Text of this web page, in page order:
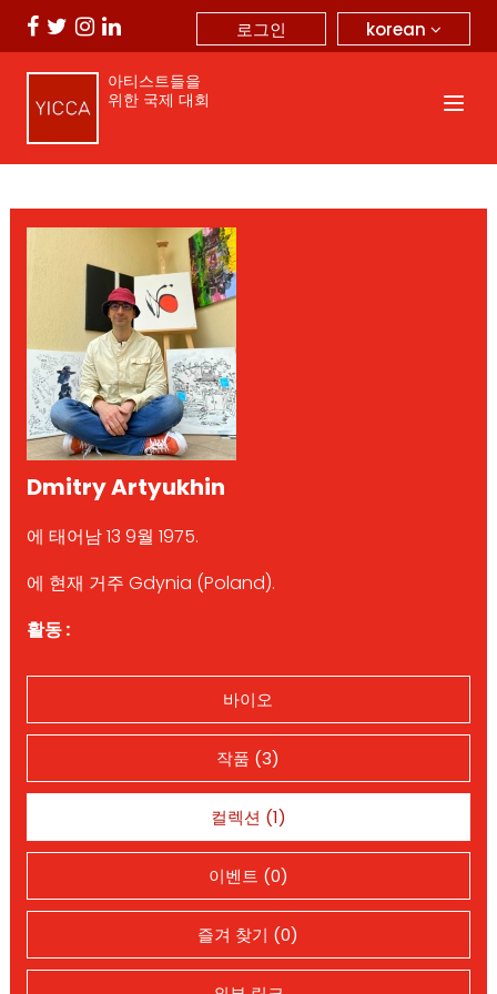
korean
로그인
아티스트들을
위한 국제 대회
Dmitry Artyukhin
에 태어남 13 9월 1975.
에 현재 거주 Gdynia (Poland).
활동 :
바이오
작품 (3)
컬렉션 (1)
이벤트 (0)
즐겨 찾기 (0)